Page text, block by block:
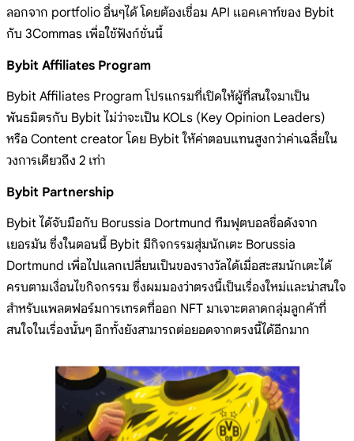
ลอกจาก portfolio อื่นๆได้ โดยต้องเชื่อม API แอคเคาท์ของ Bybit
กับ 3Commas เพื่อใช้ฟังก์ชั่นนี้
Bybit Affiliates Program
Bybit Affiliates Program โปรแกรมที่เปิดให้ผู้ที่สนใจมาเป็น
พันธมิตรกับ Bybit ไม่ว่าจะเป็น KOLs (Key Opinion Leaders)
หรือ Content creator โดย Bybit ให้ค่าตอบแทนสูงกว่าค่าเฉลี่ยใน
วงการเดียวถึง 2 เท่า
Bybit Partnership
Bybit ได้จับมือกับ Borussia Dortmund ทีมฟุตบอลชื่อดังจาก
เยอรมัน ซึ่งในตอนนี้ Bybit มีกิจกรรมสุ่มนักเตะ Borussia
Dortmund เพื่อไปแลกเปลี่ยนเป็นของรางวัลได้เมื่อสะสมนักเตะได้
ครบตามเงื่อนไขกิจกรรม ซึ่งผมมองว่าตรงนี้เป็นเรื่องใหม่และน่าสนใจ
สำหรับแพลตฟอร์มการเทรดที่ออก NFT มาเจาะตลาดกลุ่มลูกค้าที่
สนใจในเรื่องนั้นๆ อีกทั้งยังสามารถต่อยอดจากตรงนี้ได้อีกมาก